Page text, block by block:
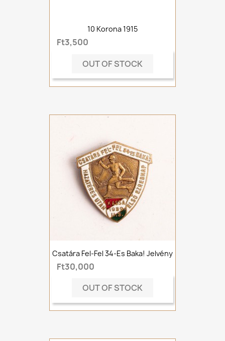
10 Korona 1915
Ft3,500
OUT OF STOCK
Csatára Fel-Fel 34-Es Baka! Jelvény
Ft30,000
OUT OF STOCK